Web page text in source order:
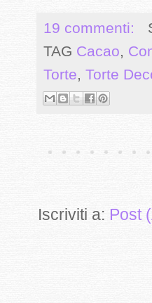
19 commenti:
TAG Cacao,
Torte, Torte
Iscriviti a: Post